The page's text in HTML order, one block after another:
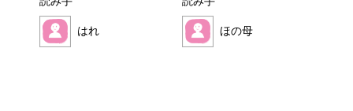
はれ ほの母